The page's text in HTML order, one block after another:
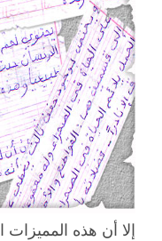
إلا أن هذه